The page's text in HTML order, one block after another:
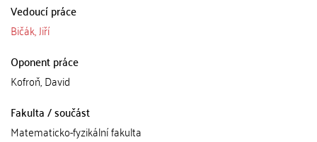
Vedoucí práce
Bičák, Jiří
Oponent práce
Kofroň, David
Fakulta / součást
Matematicko-fyzikální fakulta